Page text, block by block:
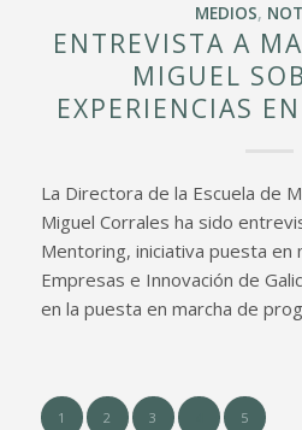
MEDIOS,
ENTREVISTA A
MIGUEL
EXPERIENCIAS
La Directora de la Escuela de
Miguel Corrales ha sido
Mentoring, iniciativa puesta en
Empresas e Innovación de
en la puesta en marcha de
1 2 3 5